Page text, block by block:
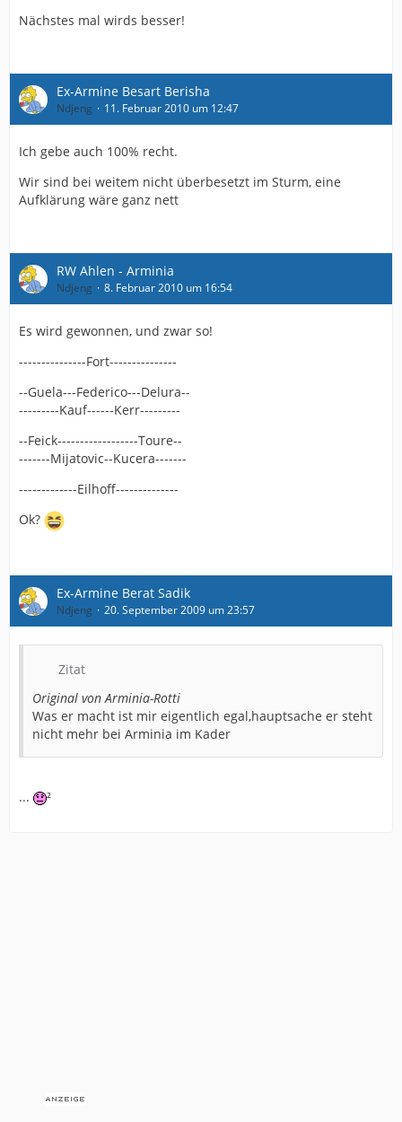
Nächstes mal wirds besser!
Ex-Armine Besart Berisha
Ndjeng 11. Februar 2010 um 12:47
Ich gebe auch 100% recht.
Wir sind bei weitem nicht überbesetzt im Sturm, eine
Aufklärung wäre ganz nett
RW Ahlen - Arminia
Ndjeng 8. Februar 2010 um 16:54
Es wird gewonnen, und zwar so!
---------------Fort---------------
--Guela---Federico---Delura--
---------Kauf------Kerr---------
--Feick------------------Toure--
-------Mijatovic--Kucera-------
-------------Eilhoff--------------
Ok?
Ex-Armine Berat Sadik
Ndjeng 20. September 2009 um 23:57
Zitat
Original von Arminia-Rotti
Was er macht ist mir eigentlich egal,hauptsache er steht
nicht mehr bei Arminia im Kader
... ²